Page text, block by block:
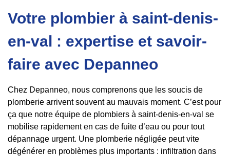
Votre plombier à saint-denis-
en-val : expertise et savoir-
faire avec Depanneo
Chez Depanneo, nous comprenons que les soucis de
plomberie arrivent souvent au mauvais moment. C’est pour
ça que notre équipe de plombiers à saint-denis-en-val se
mobilise rapidement en cas de fuite d’eau ou pour tout
dépannage urgent. Une plomberie négligée peut vite
dégénérer en problèmes plus importants : infiltration dans